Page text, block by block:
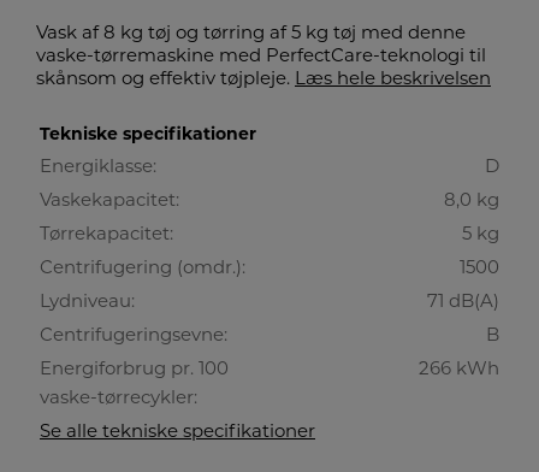
Vask af 8 kg tøj og tørring af 5 kg tøj med denne
vaske-tørremaskine med PerfectCare-teknologi til
skånsom og effektiv tøjpleje. Læs hele beskrivelsen
Tekniske specifikationer
Energiklasse:
D
Vaskekapacitet:
8,0 kg
Tørrekapacitet:
5 kg
Centrifugering (omdr.):
1500
Lydniveau:
71 dB(A)
Centrifugeringsevne:
B
Energiforbrug pr. 100
vaske-tørrecykler:
266 kWh
Se alle tekniske specifikationer